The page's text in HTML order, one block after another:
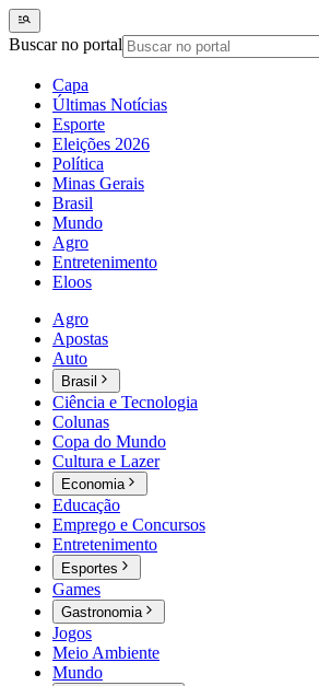
Buscar no portal
Capa
Últimas Notícias
Esporte
Eleições 2026
Política
Minas Gerais
Brasil
Mundo
Agro
Entretenimento
Eloos
Agro
Apostas
Auto
Brasil
Ciência e Tecnologia
Colunas
Copa do Mundo
Cultura e Lazer
Economia
Educação
Emprego e Concursos
Entretenimento
Esportes
Games
Gastronomia
Jogos
Meio Ambiente
Mundo